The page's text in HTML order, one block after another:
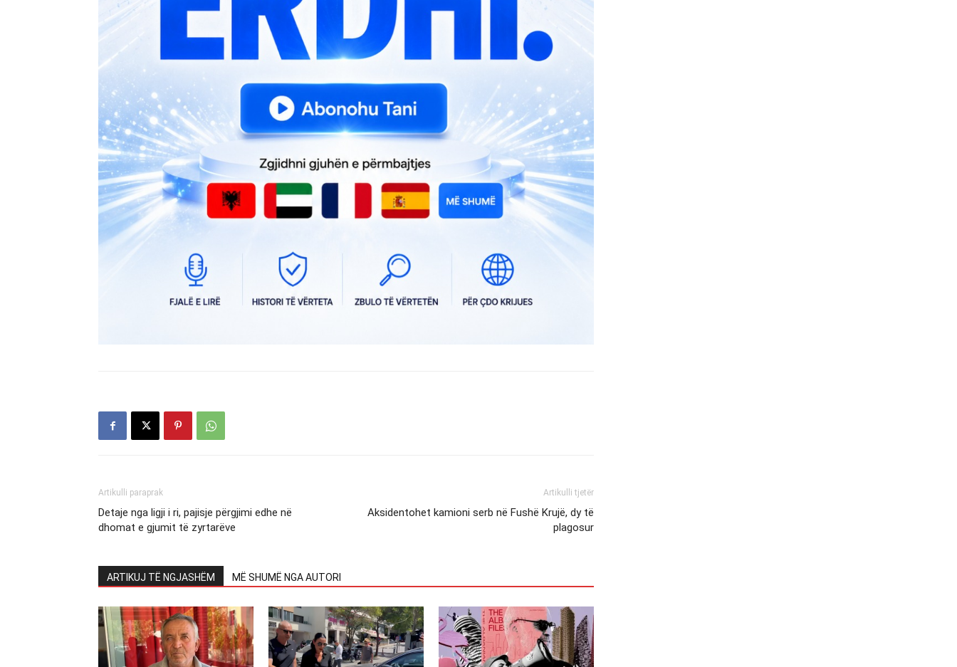
Artikulli paraprak
Detaje nga ligji i ri, pajisje përgjimi edhe në
dhomat e gjumit të zyrtarëve
Artikulli tjetër
Aksidentohet kamioni serb në Fushë Krujë, dy të
plagosur
ARTIKUJ TË NGJASHËM MË SHUMË NGA AUTORI